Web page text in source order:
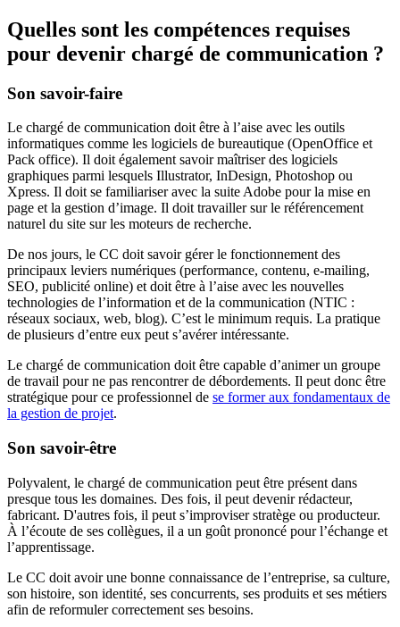
Quelles sont les compétences requises
pour devenir chargé de communication ?
Son savoir-faire
Le chargé de communication doit être à l’aise avec les outils
informatiques comme les logiciels de bureautique (OpenOffice et
Pack office). Il doit également savoir maîtriser des logiciels
graphiques parmi lesquels Illustrator, InDesign, Photoshop ou
Xpress. Il doit se familiariser avec la suite Adobe pour la mise en
page et la gestion d’image. Il doit travailler sur le référencement
naturel du site sur les moteurs de recherche.
De nos jours, le CC doit savoir gérer le fonctionnement des
principaux leviers numériques (performance, contenu, e-mailing,
SEO, publicité online) et doit être à l’aise avec les nouvelles
technologies de l’information et de la communication (NTIC :
réseaux sociaux, web, blog). C’est le minimum requis. La pratique
de plusieurs d’entre eux peut s’avérer intéressante.
Le chargé de communication doit être capable d’animer un groupe
de travail pour ne pas rencontrer de débordements. Il peut donc être
stratégique pour ce professionnel de se former aux fondamentaux de
la gestion de projet.
Son savoir-être
Polyvalent, le chargé de communication peut être présent dans
presque tous les domaines. Des fois, il peut devenir rédacteur,
fabricant. D'autres fois, il peut s’improviser stratège ou producteur.
À l’écoute de ses collègues, il a un goût prononcé pour l’échange et
l’apprentissage.
Le CC doit avoir une bonne connaissance de l’entreprise, sa culture,
son histoire, son identité, ses concurrents, ses produits et ses métiers
afin de reformuler correctement ses besoins.